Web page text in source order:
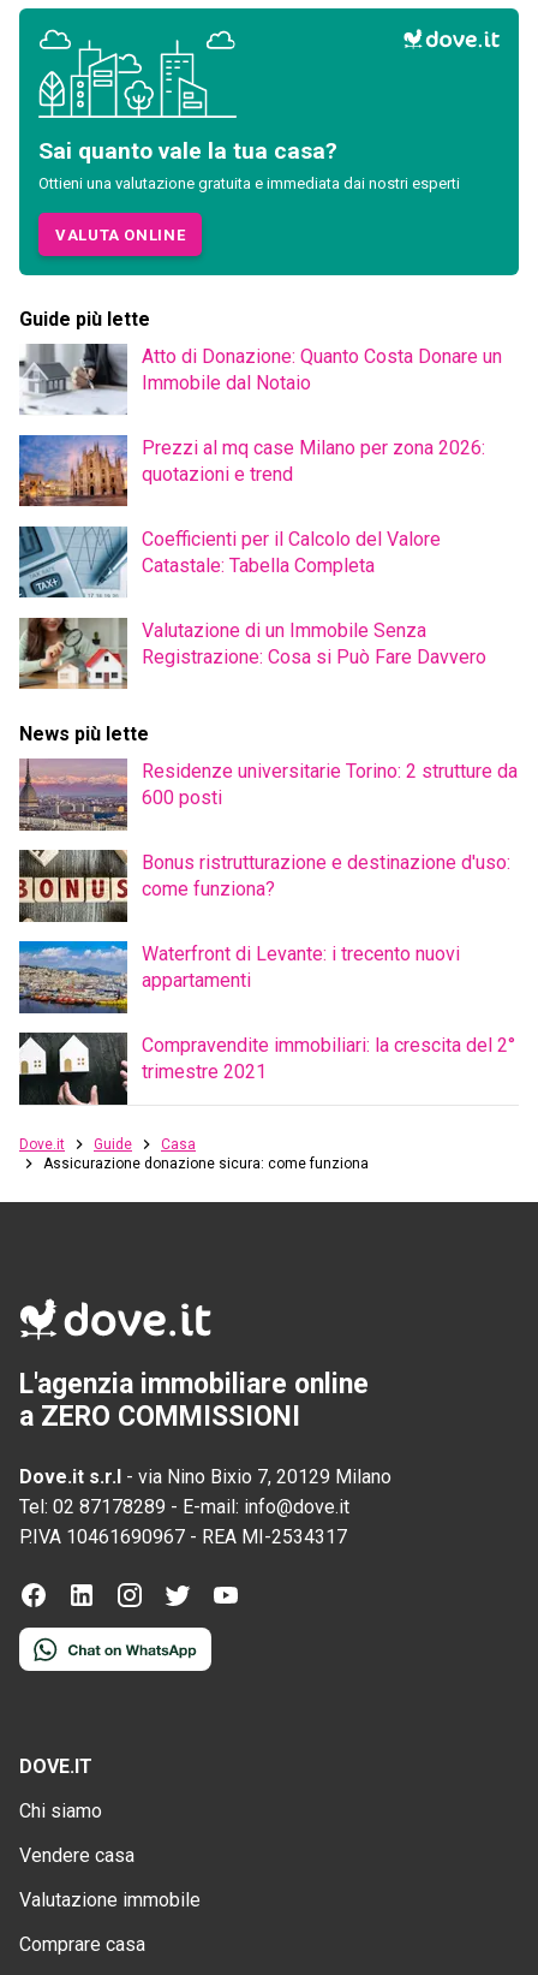
Sai quanto vale la tua casa?
Ottieni una valutazione gratuita e immediata dai nostri esperti
VALUTA ONLINE
Guide più lette
Atto di Donazione: Quanto Costa Donare un
Immobile dal Notaio
Prezzi al mq case Milano per zona 2026:
quotazioni e trend
Coefficienti per il Calcolo del Valore
Catastale: Tabella Completa
Valutazione di un Immobile Senza
Registrazione: Cosa si Può Fare Davvero
News più lette
Residenze universitarie Torino: 2 strutture da
600 posti
Bonus ristrutturazione e destinazione d'uso:
come funziona?
Waterfront di Levante: i trecento nuovi
appartamenti
Compravendite immobiliari: la crescita del 2°
trimestre 2021
Dove.it Guide
Casa
Assicurazione donazione sicura: come funziona
L'agenzia immobiliare online
a ZERO COMMISSIONI
Dove.it s.r.l - via Nino Bixio 7, 20129 Milano
Tel: 02 87178289 - E-mail: info@dove.it
P.IVA 10461690967 - REA MI-2534317
DOVE.IT
Chi siamo
Vendere casa
Valutazione immobile
Comprare casa